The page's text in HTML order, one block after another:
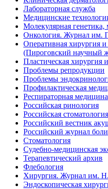
Лабораторная служба
Медицинские
Молекулярная
Онкология. Журнал им.
Оперативная хирургия
(Пироговский научный
Пластическая хирургия
Проблемы репродукции
Проблемы
Профилактическая
Респираторная медицина
Российская ринология
Российская стоматология
Российский вестник
Российский журнал боли
Стоматология
Судебно-медицинская
Терапевтический архив
Флебология
Хирургия. Журнал им.
Эндоскопическая